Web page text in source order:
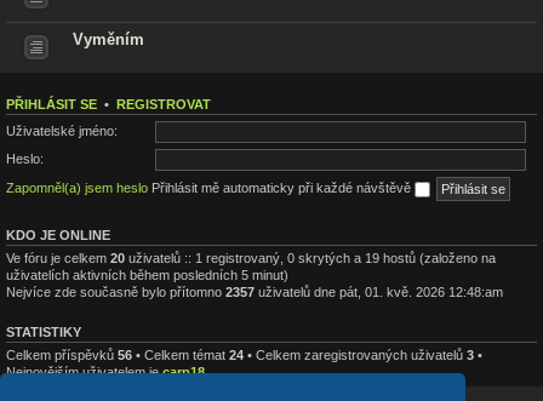
Vyměním
PŘIHLÁSIT SE • REGISTROVAT
Uživatelské jméno:
Heslo:
Zapomněl(a) jsem heslo Přihlásit mě automaticky při každé návštěvě
KDO JE ONLINE
Ve fóru je celkem 20 uživatelů :: 1 registrovaný, 0 skrytých a 19 hostů (založeno na
uživatelích aktivních během posledních 5 minut)
Nejvíce zde současně bylo přítomno 2357 uživatelů dne pát, 01. kvě. 2026 12:48:am
STATISTIKY
Celkem příspěvků 56 • Celkem témat 24 • Celkem zaregistrovaných uživatelů 3 •
Nejnovějším uživatelem jecarp18